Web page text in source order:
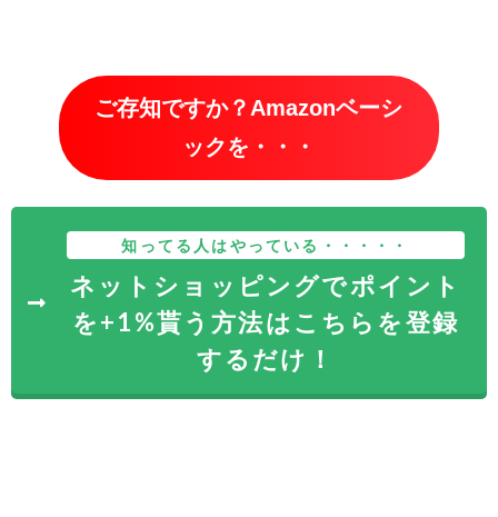
ご存知ですか？Amazonベーシ
ックを・・・
知ってる人はやっている・・・・・
ネットショッピングでポイント
を+1%貰う方法はこちらを登録
するだけ！